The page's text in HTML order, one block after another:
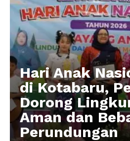
Hari Anak
di Kotabaru,
Dorong
Aman dan
Perundungan